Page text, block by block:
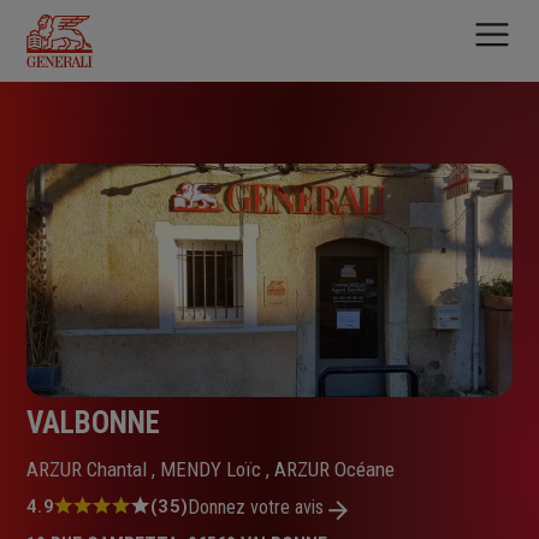
contenu
principal
VALBONNE
ARZUR Chantal , MENDY Loïc , ARZUR Océane
Note
4.9 (35)Donnez votre avis